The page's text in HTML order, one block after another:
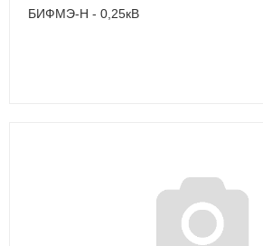
БИФМЭ-Н - 0,25кВ